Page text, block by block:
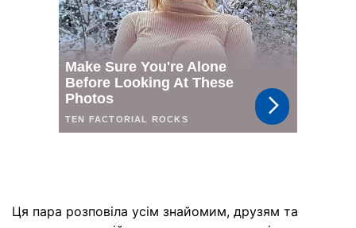
Ця пара розповіла усім знайомим, друзям та